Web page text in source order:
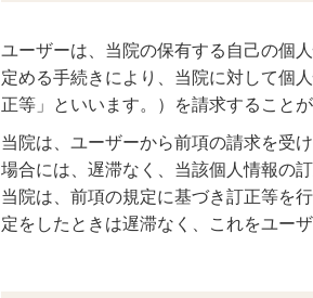
ユーザーは、当院の保有する自己の個
定める手続きにより、当院に対して個
正等」といいます。）を請求することが
当院は、ユーザーから前項の請求を受
場合には、遅滞なく、当該個人情報の
当院は、前項の規定に基づき訂正等を
定をしたときは遅滞なく、これをユーザ